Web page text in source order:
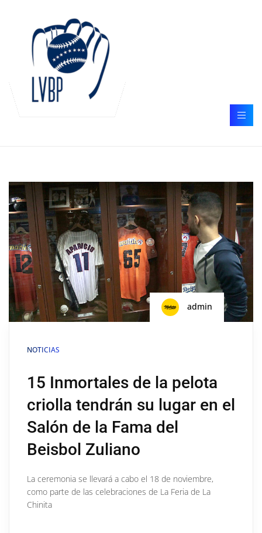
admin
NOTICIAS
15 Inmortales de la pelota
criolla tendrán su lugar en el
Salón de la Fama del
Beisbol Zuliano
La ceremonia se llevará a cabo el 18 de noviembre,
como parte de las celebraciones de La Feria de La
Chinita